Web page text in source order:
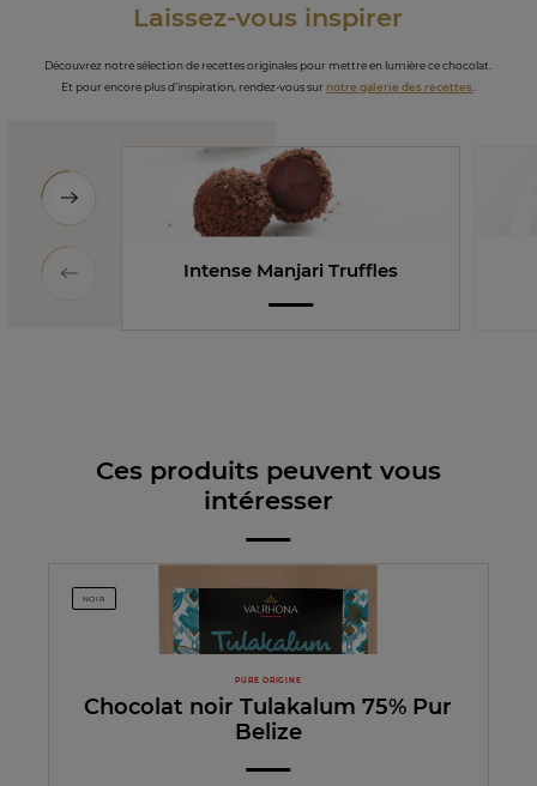
Laissez-vous inspirer
Découvrez notre sélection de recettes originales pour mettre en lumière ce chocolat.
Et pour encore plus d’inspiration, rendez-vous surnotre galerie des recettes
Intense Manjari Truffles
Ces produits peuvent vous
intéresser
NOIR
PURE ORIGINE
Chocolat noir Tulakalum 75% Pur
Belize